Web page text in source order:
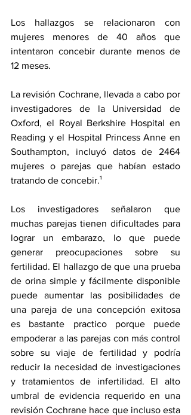
Los hallazgos se relacionaron con
mujeres menores de 40 años que
intentaron concebir durante menos de
12 meses.
La revisión Cochrane, llevada a cabo por
investigadores de la Universidad de
Oxford, el Royal Berkshire Hospital en
Reading y el Hospital Princess Anne en
Southampton, incluyó datos de 2464
mujeres o parejas que habían estado
tratando de concebir.¹
Los investigadores señalaron que
muchas parejas tienen dificultades para
lograr un embarazo, lo que puede
generar preocupaciones sobre su
fertilidad. El hallazgo de que una prueba
de orina simple y fácilmente disponible
puede aumentar las posibilidades de
una pareja de una concepción exitosa
es bastante practico porque puede
empoderar a las parejas con más control
sobre su viaje de fertilidad y podría
reducir la necesidad de investigaciones
y tratamientos de infertilidad. El alto
umbral de evidencia requerido en una
revisión Cochrane hace que incluso esta